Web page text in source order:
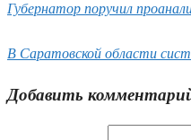
Губернатор поручил
В Саратовской области
Добавить